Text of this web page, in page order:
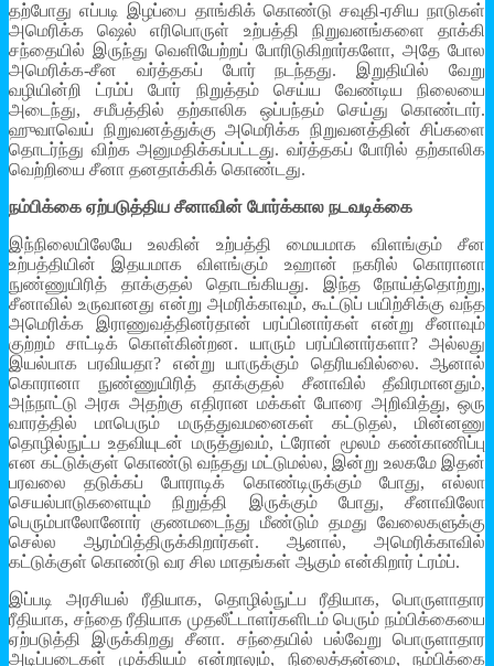
தற்போது எப்படி இழப்பை தாங்கிக் கொண்டு சவுதி-ரசிய நாடுகள்
அமெரிக்க ஷெல் எரிபொருள் உற்பத்தி நிறுவனங்களை தாக்கி
சந்தையில் இருந்து வெளியேற்றப் போரிடுகிறார்களோ, அதே போல
அமெரிக்க-சீன வர்த்தகப் போர் நடந்தது. இறுதியில் வேறு
வழியின்றி ட்ரம்ப் போர் நிறுத்தம் செய்ய வேண்டிய நிலையை
அடைந்து, சமீபத்தில் தற்காலிக ஒப்பந்தம் செய்து கொண்டார்.
ஹுவாவெய் நிறுவனத்துக்கு அமெரிக்க நிறுவனத்தின் சிப்களை
தொடர்ந்து விற்க அனுமதிக்கப்பட்டது. வர்த்தகப் போரில் தற்காலிக
வெற்றியை சீனா தனதாக்கிக் கொண்டது.
நம்பிக்கை ஏற்படுத்திய சீனாவின் போர்க்கால நடவடிக்கை
இந்நிலையிலேயே உலகின் உற்பத்தி மையமாக விளங்கும் சீன
உற்பத்தியின் இதயமாக விளங்கும் உஹான் நகரில் கொரானா
நுண்ணுயிரித் தாக்குதல் தொடங்கியது. இந்த நோய்த்தொற்று,
சீனாவில் உருவானது என்று அமரிக்காவும், கூட்டுப் பயிற்சிக்கு வந்த
அமெரிக்க இராணுவத்தினர்தான் பரப்பினார்கள் என்று சீனாவும்
குற்றம் சாட்டிக் கொள்கின்றன. யாரும் பரப்பினார்களா? அல்லது
இயல்பாக பரவியதா? என்று யாருக்கும் தெரியவில்லை. ஆனால்
கொரானா நுண்ணுயிரித் தாக்குதல் சீனாவில் தீவிரமானதும்,
அந்நாட்டு அரசு அதற்கு எதிரான மக்கள் போரை அறிவித்து, ஒரு
வாரத்தில் மாபெரும் மருத்துவமனைகள் கட்டுதல், மின்னணு
தொழில்நுட்ப உதவியுடன் மருத்துவம், ட்ரோன் மூலம் கண்காணிப்பு
என கட்டுக்குள் கொண்டு வந்தது மட்டுமல்ல, இன்று உலகமே இதன்
பரவலை தடுக்கப் போராடிக் கொண்டிருக்கும் போது, எல்லா
செயல்பாடுகளையும் நிறுத்தி இருக்கும் போது, சீனாவிலோ
பெரும்பாலோனோர் குணமடைந்து மீண்டும் தமது வேலைகளுக்கு
செல்ல ஆரம்பித்திருக்கிறார்கள். ஆனால், அமெரிக்காவில்
கட்டுக்குள் கொண்டு வர சில மாதங்கள் ஆகும் என்கிறார் ட்ரம்ப்.
இப்படி அரசியல் ரீதியாக, தொழில்நுட்ப ரீதியாக, பொருளாதார
ரீதியாக, சந்தை ரீதியாக முதலீட்டாளர்களிடம் பெரும் நம்பிக்கையை
ஏற்படுத்தி இருக்கிறது சீனா. சந்தையில் பல்வேறு பொருளாதார
அடிப்படைகள் முக்கியம் என்றாலும், நிலைத்தன்மை, நம்பிக்கை